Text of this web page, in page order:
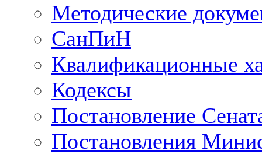
Методические
СанПиН
Квалификационные
Кодексы
Постановление
Постановления